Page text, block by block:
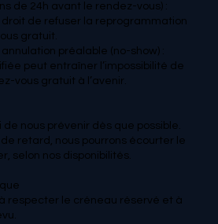
de 24h avant le rendez-vous) :
droit de refuser la reprogrammation
gratuit.
préalable (no-show) :
peut entraîner l’impossibilité de
vous gratuit à l’avenir.
nous prévenir dès que possible.
retard, nous pourrons écourter le
selon nos disponibilités.
respecter le créneau réservé et à